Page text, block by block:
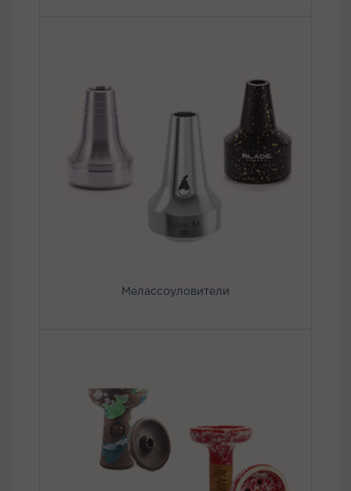
Мелассоуловители